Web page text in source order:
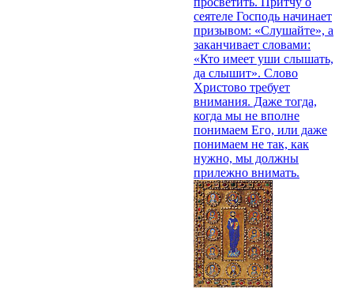
сеятеле Господь начинает
призывом: «Слушайте», а
заканчивает словами:
«Кто имеет уши слышать,
да слышит». Слово
Христово требует
внимания. Даже тогда,
когда мы не вполне
понимаем Его, или даже
понимаем не так, как
нужно, мы должны
прилежно внимать.